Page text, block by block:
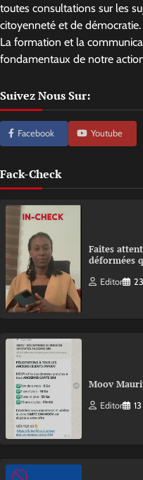
toutes consultations sur les
citoyenneté et de démocratie.
La formation et la
fondamentaux de notre
Suivez Nous Sur:
Facebook Youtube
Fack-Check
Faites
déformées
Editor
Moov
Editor